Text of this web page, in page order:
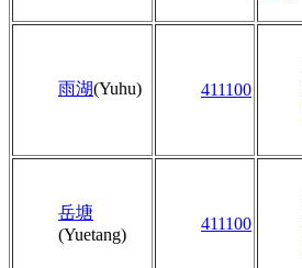
雨湖(Yuhu) 411100
岳塘
(Yuetang)
411100